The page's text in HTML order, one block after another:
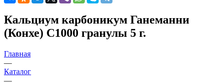
Кальциум карбоникум Ганеманни
(Конхе) С1000 гранулы 5 г.
Главная
—
Каталог
—